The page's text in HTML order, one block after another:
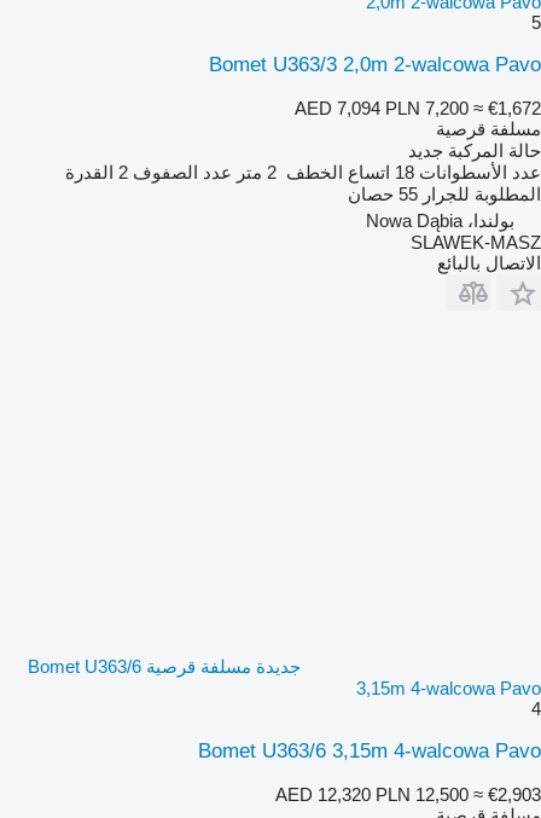
5
Bomet U363/3 2,0m 2-walcowa Pavo
AED 7,094 PLN 7,200 ≈ €1,672
مسلفة قرصية
حالة المركبة جديد
عدد الأسطوانات 18 اتساع الخطف 2 متر عدد الصفوف 2 القدرة
المطلوبة للجرار 55 حصان
بولندا، Nowa Dąbia
SLAWEK-MASZ
الاتصال بالبائع
جديدة مسلفة قرصية Bomet U363/6
3,15m 4-walcowa Pavo
4
Bomet U363/6 3,15m 4-walcowa Pavo
AED 12,320 PLN 12,500 ≈ €2,903